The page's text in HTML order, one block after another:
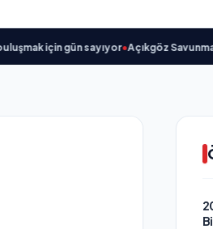
için gün sayıyor•Açıkgöz Savunma